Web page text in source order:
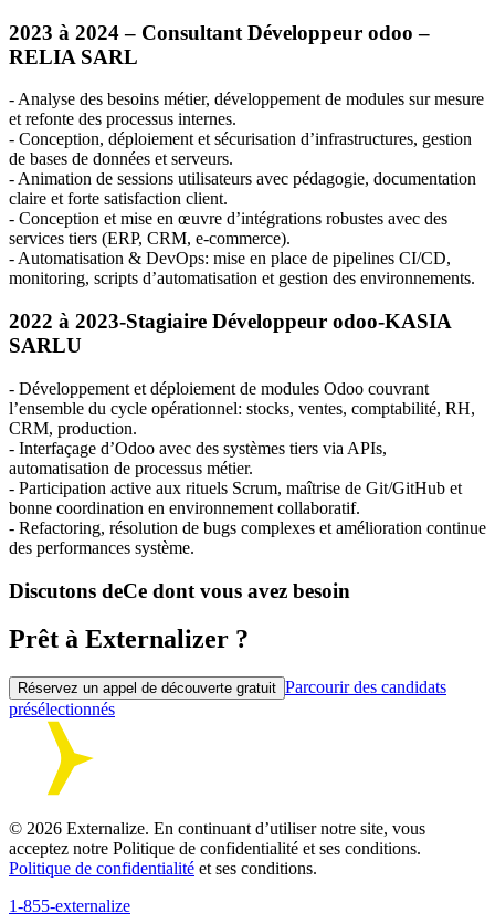
2023 à 2024 – Consultant Développeur odoo –
RELIA SARL
- Analyse des besoins métier, développement de modules sur mesure
et refonte des processus internes.
- Conception, déploiement et sécurisation d’infrastructures, gestion
de bases de données et serveurs.
- Animation de sessions utilisateurs avec pédagogie, documentation
claire et forte satisfaction client.
- Conception et mise en œuvre d’intégrations robustes avec des
services tiers (ERP, CRM, e-commerce).
- Automatisation & DevOps: mise en place de pipelines CI/CD,
monitoring, scripts d’automatisation et gestion des environnements.
2022 à 2023-Stagiaire Développeur odoo-KASIA
SARLU
- Développement et déploiement de modules Odoo couvrant
l’ensemble du cycle opérationnel: stocks, ventes, comptabilité, RH,
CRM, production.
- Interfaçage d’Odoo avec des systèmes tiers via APIs,
automatisation de processus métier.
- Participation active aux rituels Scrum, maîtrise de Git/GitHub et
bonne coordination en environnement collaboratif.
- Refactoring, résolution de bugs complexes et amélioration continue
des performances système.
Discutons deCe dont vous avez besoin
Prêt à Externalizer ?
Réservez un appel de découverte gratuit Parcourir des candidats
présélectionnés
© 2026 Externalize. En continuant d’utiliser notre site, vous
acceptez notre Politique de confidentialité et ses conditions.
Politique de confidentialité et ses conditions.
1-855-externalize